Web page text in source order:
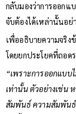
กลับมองว่าการออกแ
จับต้องได้เหล่านั้นอย่
เพื่ออธิบายความจริ
โดยยกประโยคที่ถอด
“เพราะการออกแบบ
เท่านั้น ตัวอย่างเช่น
สัมพันธ์ ความสัมพันธ์